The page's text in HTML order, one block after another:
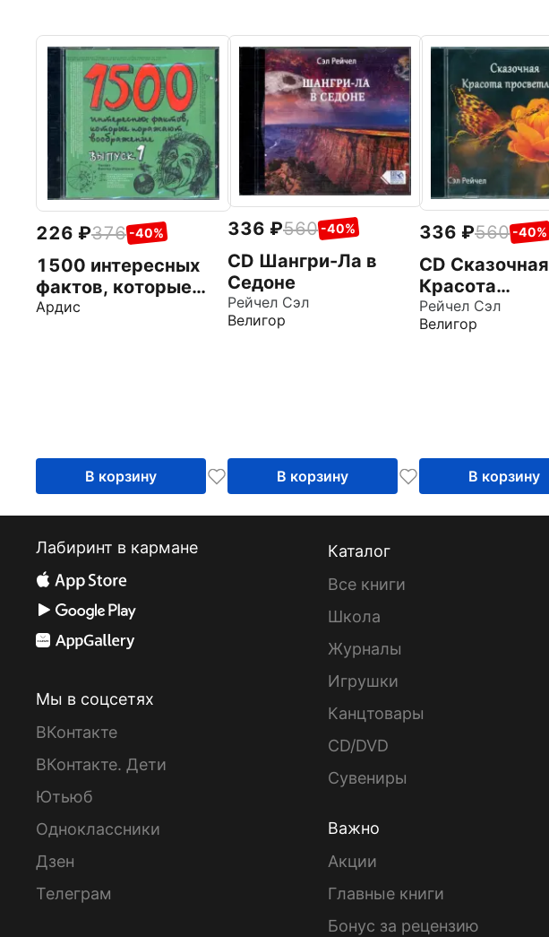
226 376 -40%
1500 интересных
фактов, которые
поражают
Ардис
В корзину
336 560 -40%
CD Шангри-Ла в
Седоне
Рейчел Сэл
Велигор
В корзину
336 560 -40%
CD Сказочная
Красота
просветления
Рейчел Сэл
Велигор
В корзину
Лабиринт в кармане
Мы в соцсетях
ВКонтакте
ВКонтакте. Дети
Ютьюб
Одноклассники
Дзен
Телеграм
Каталог
Все книги
Школа
Журналы
Игрушки
Канцтовары
CD/DVD
Сувениры
Важно
Акции
Главные книги
Бонус за рецензию